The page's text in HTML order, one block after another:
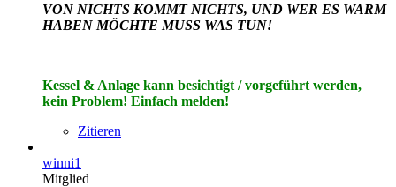
VON NICHTS KOMMT NICHTS, UND WER ES WARM
HABEN MÖCHTE MUSS WAS TUN!
Kessel & Anlage kann besichtigt / vorgeführt werden,
kein Problem! Einfach melden!
Zitieren
winni1
Mitglied